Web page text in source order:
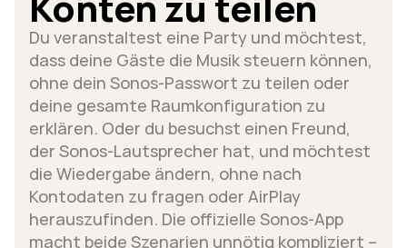
Du veranstaltest eine Party und möchtest,
dass deine Gäste die Musik steuern können,
ohne dein Sonos-Passwort zu teilen oder
deine gesamte Raumkonfiguration zu
erklären. Oder du besuchst einen Freund,
der Sonos-Lautsprecher hat, und möchtest
die Wiedergabe ändern, ohne nach
Kontodaten zu fragen oder AirPlay
herauszufinden. Die offizielle Sonos-App
macht beide Szenarien unnötig kompliziert –